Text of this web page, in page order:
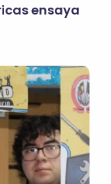
ensaya